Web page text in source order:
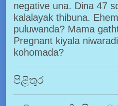
negative una. Dina 47
kalalayak thibuna.
puluwanda? Mama
Pregnant kiyala
kohomada?
පිළිතුර